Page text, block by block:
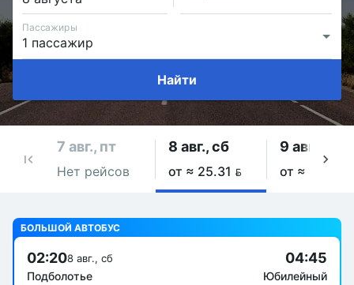
Пассажиры
Найти
7 авг., пт
Нет рейсов
8 авг., сб
от ≈ 25.31 
9 авг., вс
от ≈ 25.31 
БОЛЬШОЙ АВТОБУС
02:208 авг., сб
Подболотье
04:45
Юбилейный